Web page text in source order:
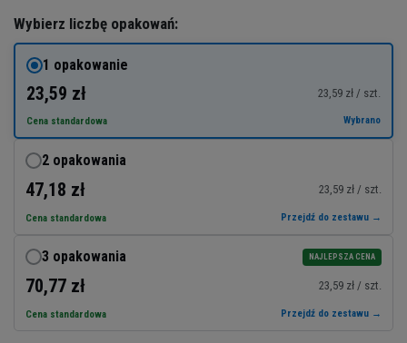
Wybierz liczbę opakowań:
1 opakowanie
23,59 zł 23,59 zł / szt.
Cena standardowa Wybrano
2 opakowania
47,18 zł 23,59 zł / szt.
Cena standardowa Przejdź do zestawu →
NAJLEPSZA CENA
3 opakowania
70,77 zł 23,59 zł / szt.
Cena standardowa Przejdź do zestawu →